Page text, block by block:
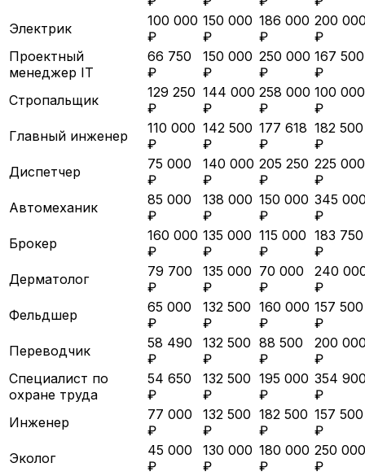
Электрик
100 000
₽
150 000
₽
186 000
₽
200
₽
Проектный
менеджер IT
66 750
₽
150 000
₽
250 000
₽
167 500
₽
Стропальщик
129 250
₽
144 000
₽
258 000
₽
100 000
₽
Главный инженер
110 000
₽
142 500
₽
177 618
₽
182 500
₽
Диспетчер
75 000
₽
140 000
₽
205 250
₽
225 000
₽
Автомеханик
85 000
₽
138 000
₽
150 000
₽
345
₽
Брокер
160 000
₽
135 000
₽
115 000
₽
183 750
₽
Дерматолог
79 700
₽
135 000
₽
70 000
₽
240
₽
Фельдшер
65 000
₽
132 500
₽
160 000
₽
157 500
₽
Переводчик
58 490
₽
132 500
₽
88 500
₽
200
₽
Специалист по
охране труда
54 650
₽
132 500
₽
195 000
₽
354
₽
Инженер
77 000
₽
132 500
₽
182 500
₽
157 500
₽
Эколог
45 000
₽
130 000
₽
180 000
₽
250 000
₽